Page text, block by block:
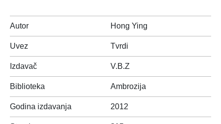
Autor Hong Ying
Uvez Tvrdi
Izdavač V.B.Z
Biblioteka Ambrozija
Godina izdavanja 2012